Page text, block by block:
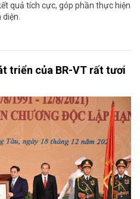
quả tích cực, góp phần thực hiện
triển của BR-VT rất tươi